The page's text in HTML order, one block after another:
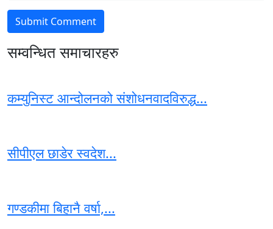
सम्वन्धित समाचारहरु
कम्युनिस्ट आन्दोलनको संशोधनवादविरुद्ध...
सीपीएल छाडेर स्वदेश...
गण्डकीमा बिहानै वर्षा,...